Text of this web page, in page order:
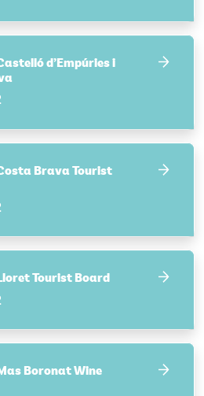
d’Empúries i
Brava Tourist
Tourist Board
Boronat Wine